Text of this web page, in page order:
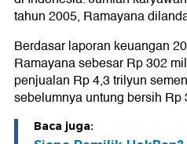
tahun 2005, Ramayana
Berdasar laporan keuangan
Ramayana sebesar Rp 302
penjualan Rp 4,3 trilyun
sebelumnya untung bersih Rp
Baca juga: